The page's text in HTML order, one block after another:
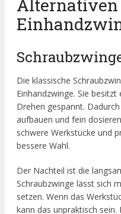
Alternativen
Die klassische
Einhandzwinge. Sie
Drehen gespannt.
aufbauen und fein
schwere Werkstücke und
bessere Wahl.
Der Nachteil ist die
Schraubzwinge lässt sich
setzen. Wenn das
kann das unpraktisch sein.